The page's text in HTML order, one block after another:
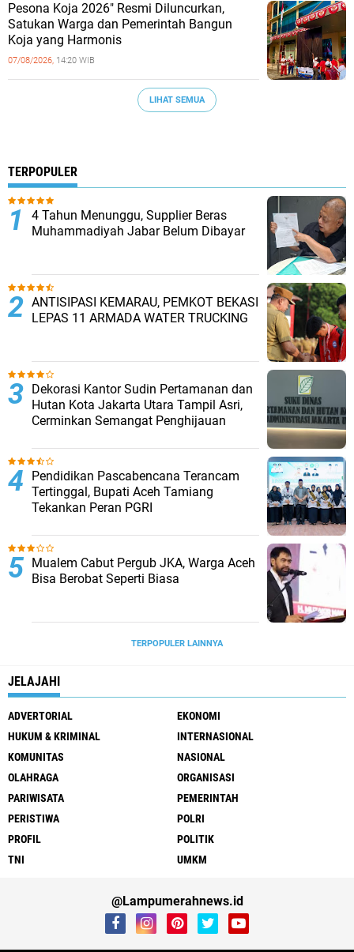
Pesona Koja 2026" Resmi Diluncurkan,
Satukan Warga dan Pemerintah Bangun
Koja yang Harmonis
07/08/2026, 14:20 WIB
LIHAT SEMUA
TERPOPULER
4 Tahun Menunggu, Supplier Beras
Muhammadiyah Jabar Belum Dibayar
ANTISIPASI KEMARAU, PEMKOT BEKASI
LEPAS 11 ARMADA WATER TRUCKING
Dekorasi Kantor Sudin Pertamanan dan
Hutan Kota Jakarta Utara Tampil Asri,
Cerminkan Semangat Penghijauan
Pendidikan Pascabencana Terancam
Tertinggal, Bupati Aceh Tamiang
Tekankan Peran PGRI
Mualem Cabut Pergub JKA, Warga Aceh
Bisa Berobat Seperti Biasa
TERPOPULER LAINNYA
JELAJAHI
ADVERTORIAL
EKONOMI
HUKUM & KRIMINAL
INTERNASIONAL
KOMUNITAS
NASIONAL
OLAHRAGA
ORGANISASI
PARIWISATA
PEMERINTAH
PERISTIWA
POLRI
PROFIL
POLITIK
TNI
UMKM
@Lampumerahnews.id